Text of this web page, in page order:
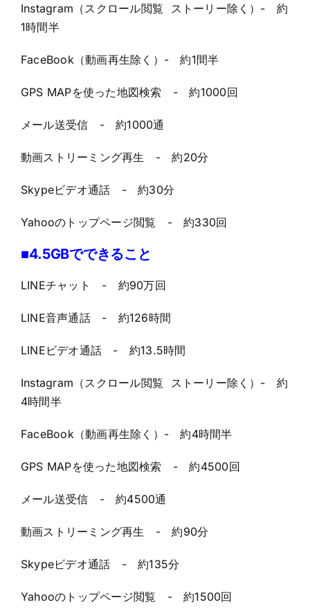
Instagram（スクロール閲覧 ストーリー除く）- 約
1時間半
FaceBook（動画再生除く）- 約1間半
GPS MAPを使った地図検索 - 約1000回
メール送受信 - 約1000通
動画ストリーミング再生 - 約20分
Skypeビデオ通話 - 約30分
Yahooのトップページ閲覧 - 約330回
■4.5GBでできること
LINEチャット - 約90万回
LINE音声通話 - 約126時間
LINEビデオ通話 - 約13.5時間
Instagram（スクロール閲覧 ストーリー除く）- 約
4時間半
FaceBook（動画再生除く）- 約4時間半
GPS MAPを使った地図検索 - 約4500回
メール送受信 - 約4500通
動画ストリーミング再生 - 約90分
Skypeビデオ通話 - 約135分
Yahooのトップページ閲覧 - 約1500回